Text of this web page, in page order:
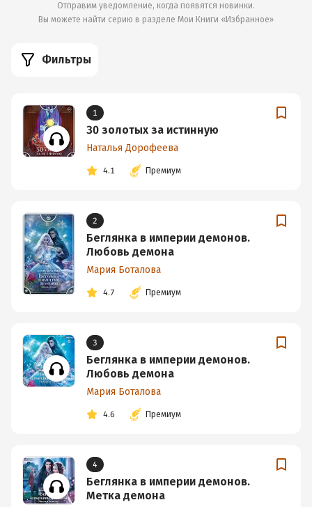
Отправим уведомление, когда появятся новинки.
Вы можете найти серию в разделе Мои Книги «Избранное»
Фильтры
1
30 золотых за истинную
Наталья Дорофеева
4.1 Премиум
2
Беглянка в империи демонов.
Любовь демона
Мария Боталова
4.7 Премиум
3
Беглянка в империи демонов.
Любовь демона
Мария Боталова
4.6 Премиум
4
Беглянка в империи демонов.
Метка демона